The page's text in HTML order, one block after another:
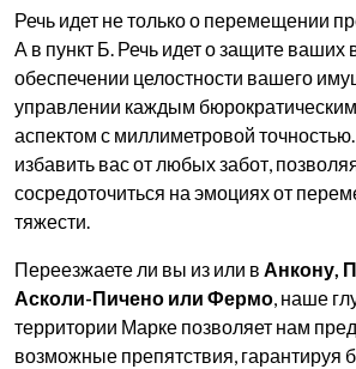
Речь идет не только о перемещении
А в пункт Б. Речь идет о защите ваших
обеспечении целостности вашего
управлении каждым бюрократическим
аспектом с миллиметровой
избавить вас от любых забот,
сосредоточиться на эмоциях от
тяжести.
Переезжаете ли вы из или в Анкону,
Асколи-Пичено или Фермо, наше
территории Марке позволяет нам
возможные препятствия, гарантируя